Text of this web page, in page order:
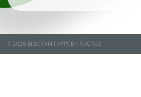
© 2026 BraCVAM | VPPCB - FIOCRUZ